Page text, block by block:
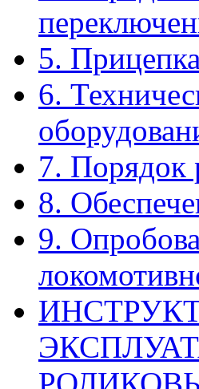
5.
6.
7. Порядок
8.
9.